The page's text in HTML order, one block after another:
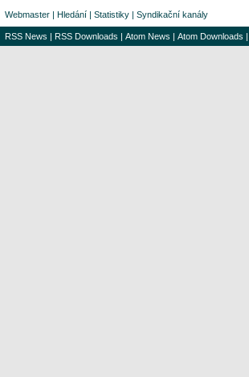
Webmaster | Hledání | Statistiky | Syndikační kanály
RSS News | RSS Downloads | Atom News | Atom Downloads |